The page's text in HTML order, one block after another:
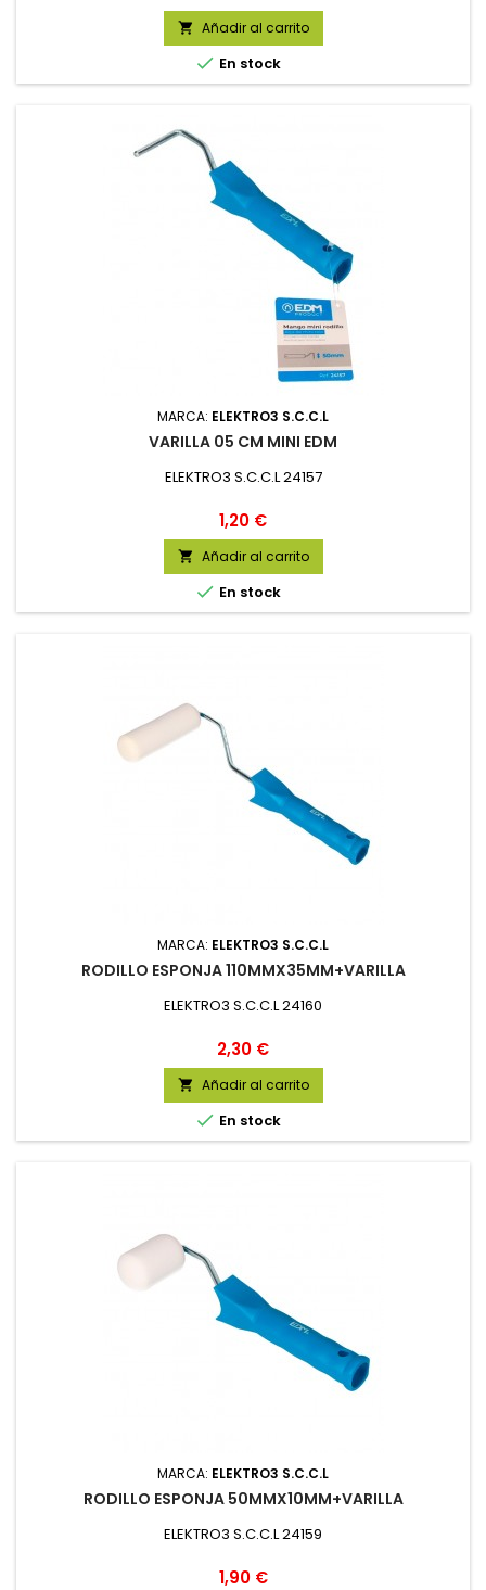
 Añadir al carrito
 En stock
MARCA: ELEKTRO3 S.C.C.L
VARILLA 05 CM MINI EDM
ELEKTRO3 S.C.C.L 24157
Precio
1,20 €
 Añadir al carrito
 En stock
MARCA: ELEKTRO3 S.C.C.L
RODILLO ESPONJA 110MMX35MM+VARILLA
ELEKTRO3 S.C.C.L 24160
Precio
2,30 €
 Añadir al carrito
 En stock
MARCA: ELEKTRO3 S.C.C.L
RODILLO ESPONJA 50MMX10MM+VARILLA
ELEKTRO3 S.C.C.L 24159
Precio
1,90 €